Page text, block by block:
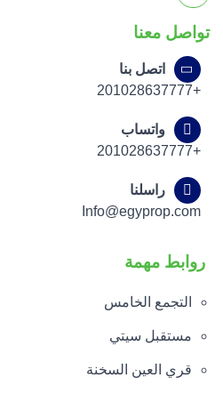
تواصل معنا
اتصل بنا
+201028637777
واتساب
+201028637777
راسلنا
Info@egyprop.com
روابط مهمة
التجمع الخامس
مستقبل سيتي
قري العين السخنة